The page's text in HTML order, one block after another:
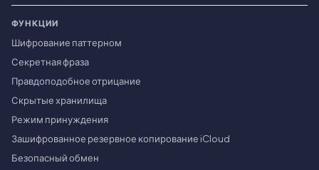
ФУНКЦИИ
Шифрование паттерном
Секретная фраза
Правдоподобное отрицание
Скрытые хранилища
Режим принуждения
Зашифрованное резервное копирование iCloud
Безопасный обмен